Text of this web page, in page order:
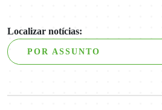
Localizar notícias:
POR ASSUNTO